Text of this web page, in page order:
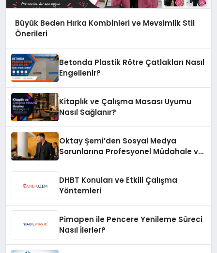
Büyük Beden Hırka Kombinleri ve Mevsimlik Stil
Önerileri
Betonda Plastik Rötre Çatlakları Nasıl
Engellenir?
Kitaplık ve Çalışma Masası Uyumu
Nasıl Sağlanır?
Oktay Şemi’den Sosyal Medya
Sorunlarına Profesyonel Müdahale ve
DHBT Konuları ve Etkili Çalışma
Yöntemleri
Pimapen ile Pencere Yenileme Süreci
Nasıl İlerler?